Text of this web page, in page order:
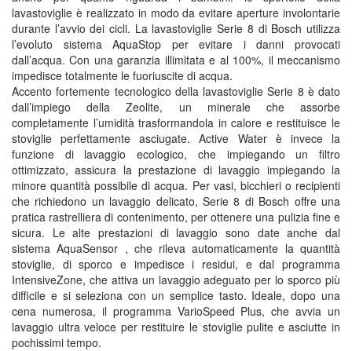
lavastoviglie è realizzato in modo da evitare aperture involontarie
durante l’avvio dei cicli. La lavastoviglie Serie 8 di Bosch utilizza
l’evoluto sistema AquaStop per evitare i danni provocati
dall’acqua. Con una garanzia illimitata e al 100%, il meccanismo
impedisce totalmente le fuoriuscite di acqua.
Accento fortemente tecnologico della lavastoviglie Serie 8 è dato
dall’impiego della Zeolite, un minerale che assorbe
completamente l’umidità trasformandola in calore e restituisce le
stoviglie perfettamente asciugate. Active Water è invece la
funzione di lavaggio ecologico, che impiegando un filtro
ottimizzato, assicura la prestazione di lavaggio impiegando la
minore quantità possibile di acqua. Per vasi, bicchieri o recipienti
che richiedono un lavaggio delicato, Serie 8 di Bosch offre una
pratica rastrelliera di contenimento, per ottenere una pulizia fine e
sicura. Le alte prestazioni di lavaggio sono date anche dal
sistema AquaSensor , che rileva automaticamente la quantità
stoviglie, di sporco e impedisce i residui, e dal programma
IntensiveZone, che attiva un lavaggio adeguato per lo sporco più
difficile e si seleziona con un semplice tasto. Ideale, dopo una
cena numerosa, il programma VarioSpeed Plus, che avvia un
lavaggio ultra veloce per restituire le stoviglie pulite e asciutte in
pochissimi tempo.